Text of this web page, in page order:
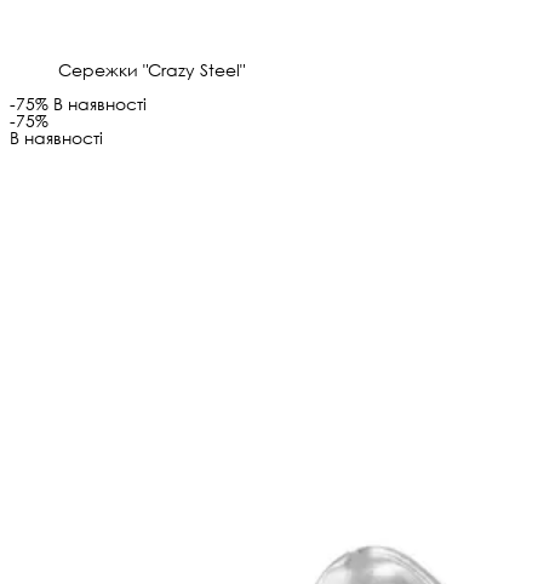
Сережки "Crazy Steel"
-75% В наявності
-75%
В наявності